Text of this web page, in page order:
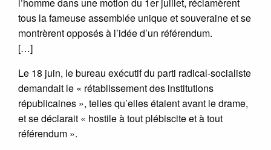
tous la fameuse assemblée unique et souveraine et se
montrèrent opposés à l’idée d’un référendum.
[…]
Le 18 juin, le bureau exécutif du parti radical-socialiste
demandait le « rétablissement des institutions
républicaines », telles qu’elles étaient avant le drame,
et se déclarait « hostile à tout plébiscite et à tout
référendum ».